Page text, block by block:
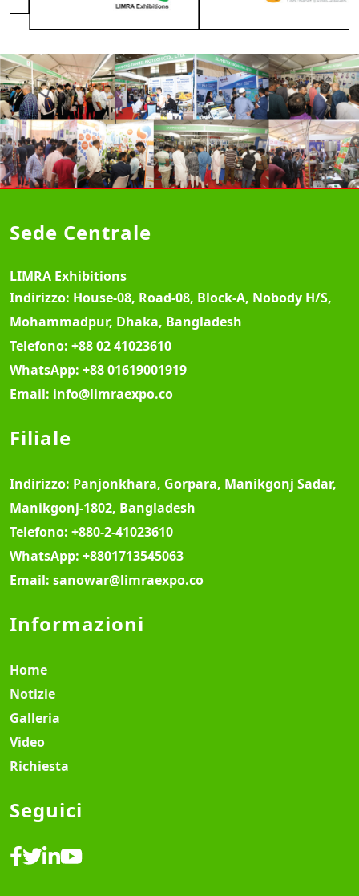
Sede Centrale
LIMRA Exhibitions
Indirizzo: House-08, Road-08, Block-A, Nobody H/S,
Mohammadpur, Dhaka, Bangladesh
Telefono: +88 02 41023610
WhatsApp: +88 01619001919
Email: info@limraexpo.co
Filiale
Indirizzo: Panjonkhara, Gorpara, Manikgonj Sadar,
Manikgonj-1802, Bangladesh
Telefono: +880-2-41023610
WhatsApp: +8801713545063
Email: sanowar@limraexpo.co
Informazioni
Home
Notizie
Galleria
Video
Richiesta
Seguici